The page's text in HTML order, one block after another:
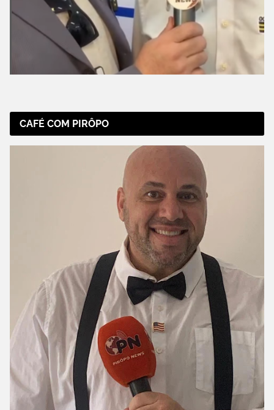
CAFÉ COM PIRÔPO